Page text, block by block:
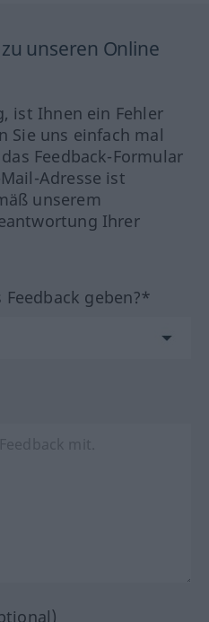
unseren Online
ist Ihnen ein Fehler
Sie uns einfach mal
Feedback-Formular
Adresse ist
unserem
Ihrer
geben?*